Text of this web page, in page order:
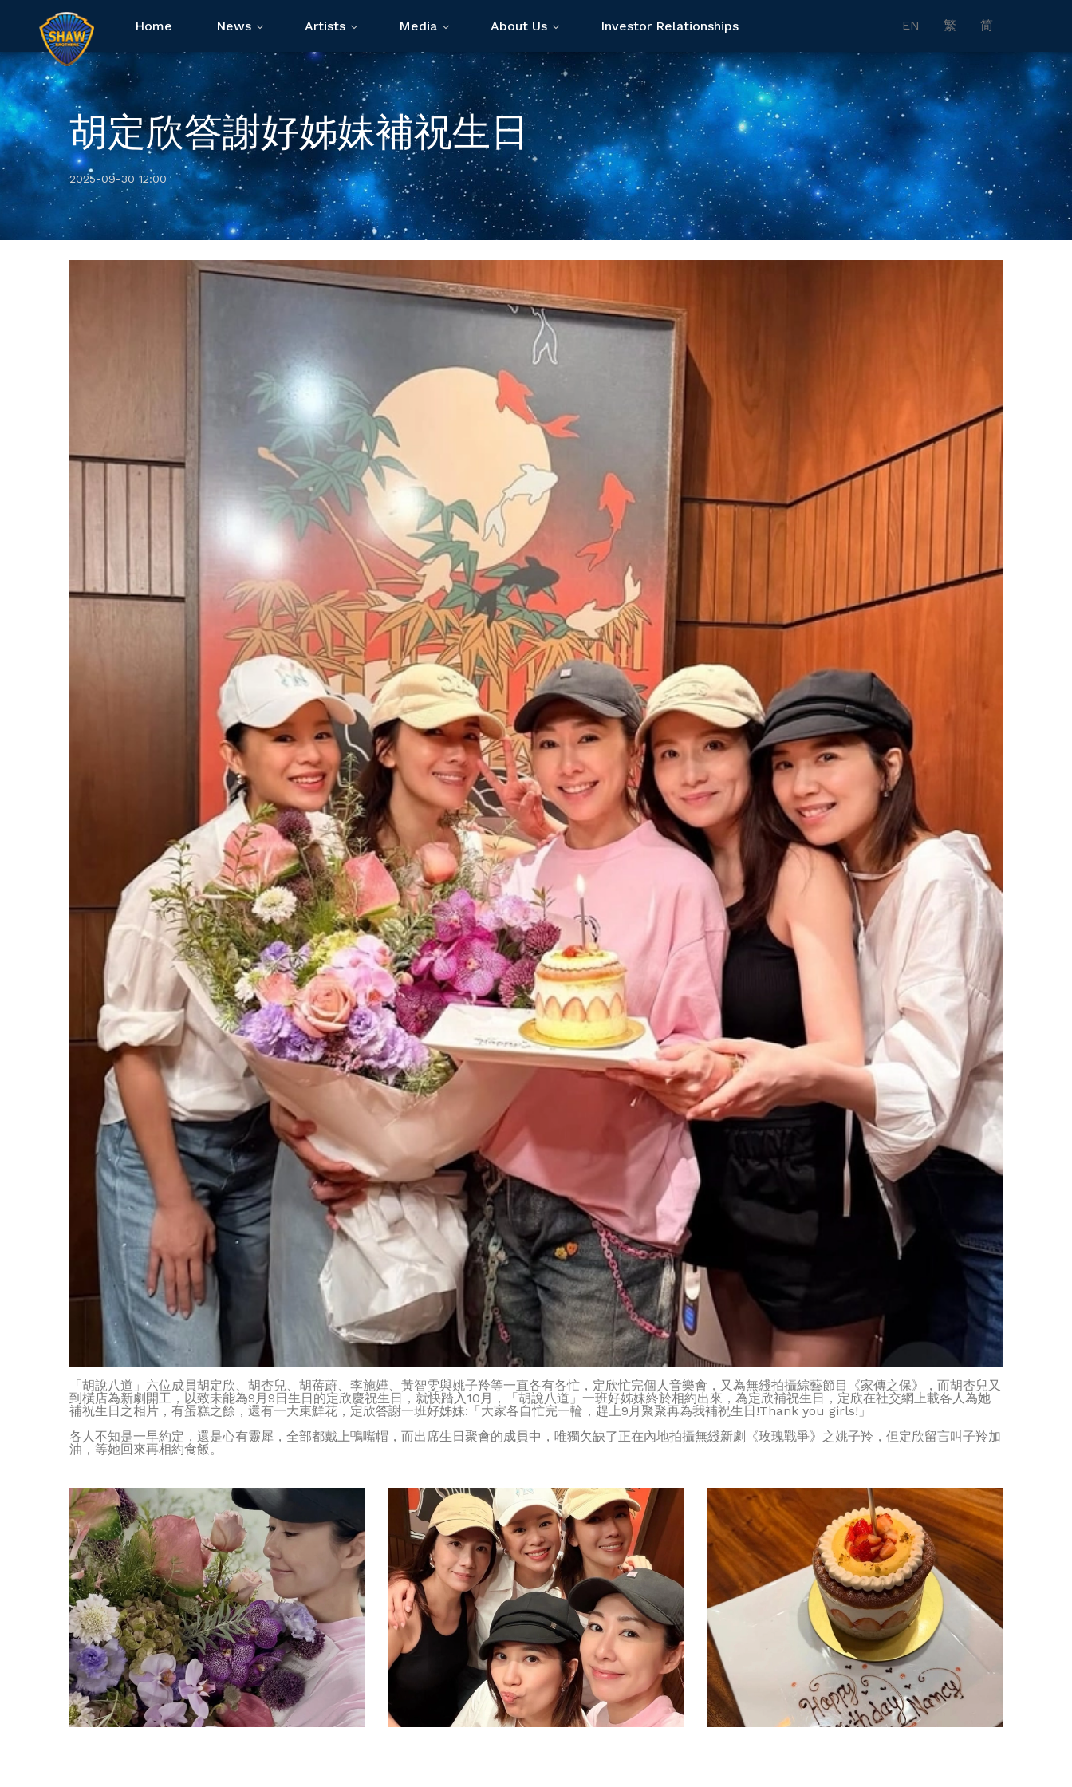
Home News Artists Media About Us Investor Relationships EN 繁 简
胡定欣答謝好姊妹補祝生日
2025-09-30 12:00
「胡說八道」六位成員胡定欣、胡杏兒、胡蓓蔚、李施嬅、黃智雯與姚子羚等一直各有各忙，定欣忙完個人音樂會，又為無綫拍攝綜藝節目《家傳之保》，而胡杏兒又
到橫店為新劇開工，以致未能為9月9日生日的定欣慶祝生日，就快踏入10月，「胡說八道」一班好姊妹終於相約出來，為定欣補祝生日，定欣在社交網上載各人為她
補祝生日之相片，有蛋糕之餘，還有一大束鮮花，定欣答謝一班好姊妹:「大家各自忙完一輪，趕上9月聚聚再為我補祝生日!Thank you girls!」
各人不知是一早約定，還是心有靈犀，全部都戴上鴨嘴帽，而出席生日聚會的成員中，唯獨欠缺了正在內地拍攝無綫新劇《玫瑰戰爭》之姚子羚，但定欣留言叫子羚加
油，等她回來再相約食飯。